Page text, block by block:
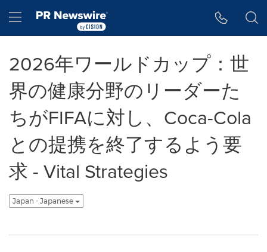
Hamburger menu
2026年ワールドカップ：世
界の健康分野のリーダーた
ちがFIFAに対し、Coca-Cola
との提携を終了するよう要
求 - Vital Strategies
Japan - Japanese